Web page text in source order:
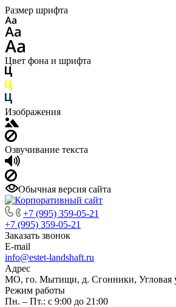
Размер шрифта
Цвет фона и шрифта
Изображения
Озвучивание текста
Обычная версия сайта
+7 (995) 359-05-21
+7 (995) 359-05-21
Заказать звонок
E-mail
info@estet-landshaft.ru
Адрес
МО, го. Мытищи, д. Сгонники, Угловая
Режим работы
Пн. – Пт.: с 9:00 до 21:00